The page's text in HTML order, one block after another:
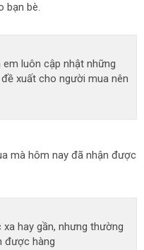
bạn bè.
luôn cập nhật những
xuất cho người mua nên
mà hôm nay đã nhận được
hay gần, nhưng thường
được hàng